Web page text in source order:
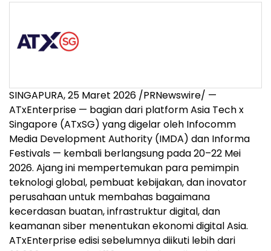
SINGAPURA, 25 Maret 2026 /PRNewswire/ —
ATxEnterprise — bagian dari platform Asia Tech x
Singapore (ATxSG) yang digelar oleh Infocomm
Media Development Authority (IMDA) dan Informa
Festivals — kembali berlangsung pada 20–22 Mei
2026. Ajang ini mempertemukan para pemimpin
teknologi global, pembuat kebijakan, dan inovator
perusahaan untuk membahas bagaimana
kecerdasan buatan, infrastruktur digital, dan
keamanan siber menentukan ekonomi digital Asia.
ATxEnterprise edisi sebelumnya diikuti lebih dari